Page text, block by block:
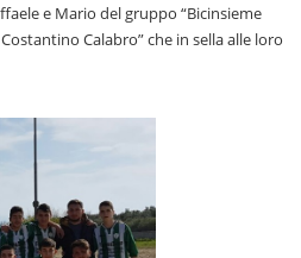
e Mario del gruppo “Bicinsieme
Calabro” che in sella alle loro